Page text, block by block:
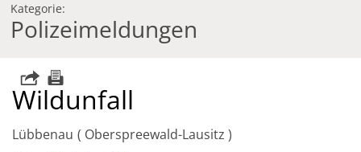
Kategorie:
Polizeimeldungen
Wildunfall
Lübbenau Oberspreewald-Lausitz